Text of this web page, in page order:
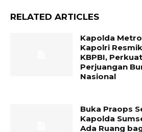
RELATED ARTICLES
Kapolda
Kapolri
KBPBI,
Perjuangan
Nasional
Buka Praops
Kapolda
Ada Ruang